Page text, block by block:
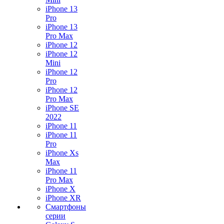
iPhone 13
Pro
iPhone 13
Pro Max
iPhone 12
iPhone 12
Mini
iPhone 12
Pro
iPhone 12
Pro Max
iPhone SE
2022
iPhone 11
iPhone 11
Pro
iPhone Xs
Max
iPhone 11
Pro Max
iPhone X
iPhone XR
Смартфоны
серии